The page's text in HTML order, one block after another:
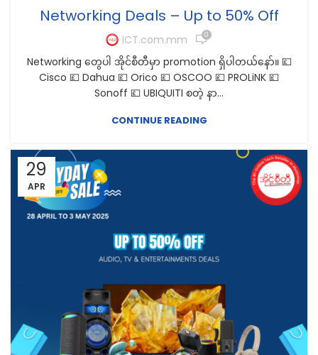
Networking Deals – Up to 50% Off
ICT.com.mm 0
Networking တွေပါ အိုင်စီတီမှာ promotion ရှိပါတယ်နော်။ 💷
Cisco 💷 Dahua 💷 Orico 💷 OSCOO 💷 PROLiNK 💷
Sonoff 💷 UBIQUITI စတဲ့ နာ...
CONTINUE READING
29
APR